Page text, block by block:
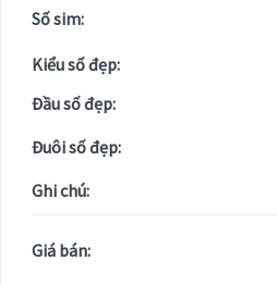
Số sim:
Kiểu số đẹp:
Đầu số đẹp:
Đuôi số đẹp:
Ghi chú:
Giá bán: